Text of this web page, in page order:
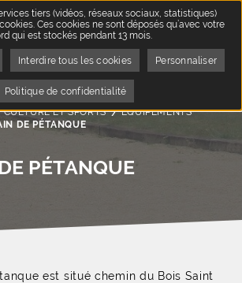
CULTURE ET SPORTS
ÉQUIPEMENTS
:
DE PÉTANQUE
PÉTANQUE
est situé chemin du Bois Saint
tiers (vidéos, réseaux sociaux, statistiques)
Ces cookies ne sont déposés qu’avec votre
qui est stockés pendant 13 mois.
Interdire tous les cookies Personnaliser
Politique de confidentialité